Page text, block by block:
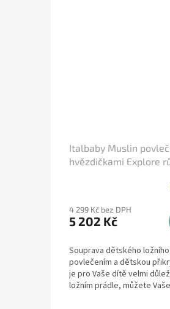
Italbaby Muslin
hvězdičkami Explore
4 299 Kč bez DPH
5 202 Kč
Souprava dětského
povlečením a dětskou
je pro Vaše dítě velmi
ložním prádle, můžete